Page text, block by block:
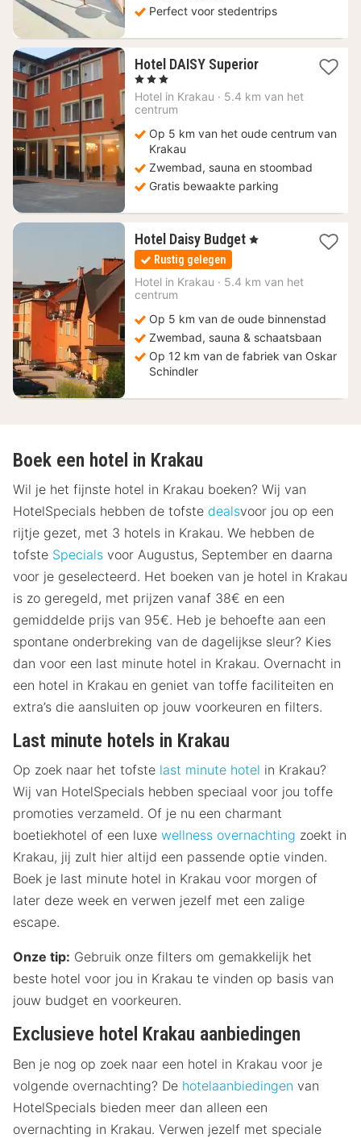
Perfect voor stedentrips
Hotel DAISY Superior1
vanaf
, 3 Sterren
Hotel in Krakau · 5.4 km van het
centrum
Op 5 km van het oude centrum van
Krakau
Zwembad, sauna en stoombad
Gratis bewaakte parking
Hotel Daisy Budget 1
37,45
, 1 Sterren
Rustig gelegen
Hotel in Krakau · 5.4 km van het
centrum
Op 5 km van de oude binnenstad
Zwembad, sauna & schaatsbaan
Op 12 km van de fabriek van Oskar
Schindler
Boek een hotel in Krakau
Wil je het fijnste hotel in Krakau boeken? Wij van
HotelSpecials hebben de tofste dealsvoor jou op een
rijtje gezet, met 3 hotels in Krakau. We hebben de
tofste Specials voor Augustus, September en daarna
voor je geselecteerd. Het boeken van je hotel in Krakau
is zo geregeld, met prijzen vanaf 38€ en een
gemiddelde prijs van 95€. Heb je behoefte aan een
spontane onderbreking van de dagelijkse sleur? Kies
dan voor een last minute hotel in Krakau. Overnacht in
een hotel in Krakau en geniet van toffe faciliteiten en
extra’s die aansluiten op jouw voorkeuren en filters.
Last minute hotels in Krakau
Op zoek naar het tofste last minute hotel in Krakau?
Wij van HotelSpecials hebben speciaal voor jou toffe
promoties verzameld. Of je nu een charmant
boetiekhotel of een luxe wellness overnachting zoekt in
Krakau, jij zult hier altijd een passende optie vinden.
Boek je last minute hotel in Krakau voor morgen of
later deze week en verwen jezelf met een zalige
escape.
Onze tip: Gebruik onze filters om gemakkelijk het
beste hotel voor jou in Krakau te vinden op basis van
jouw budget en voorkeuren.
Exclusieve hotel Krakau aanbiedingen
Ben je nog op zoek naar een hotel in Krakau voor je
volgende overnachting? De hotelaanbiedingen van
HotelSpecials bieden meer dan alleen een
overnachting in Krakau. Verwen jezelf met speciale